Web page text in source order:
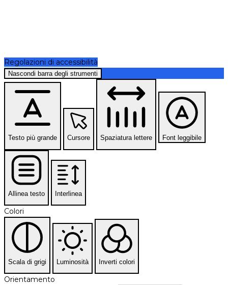
Regolazioni di accessibilità
Nascondi barra degli strumenti
Testo più grande Cursore Spaziatura lettere Font leggibile
Allinea testo Interlinea
Colori
Scala di grigi Luminosità Inverti colori
Orientamento